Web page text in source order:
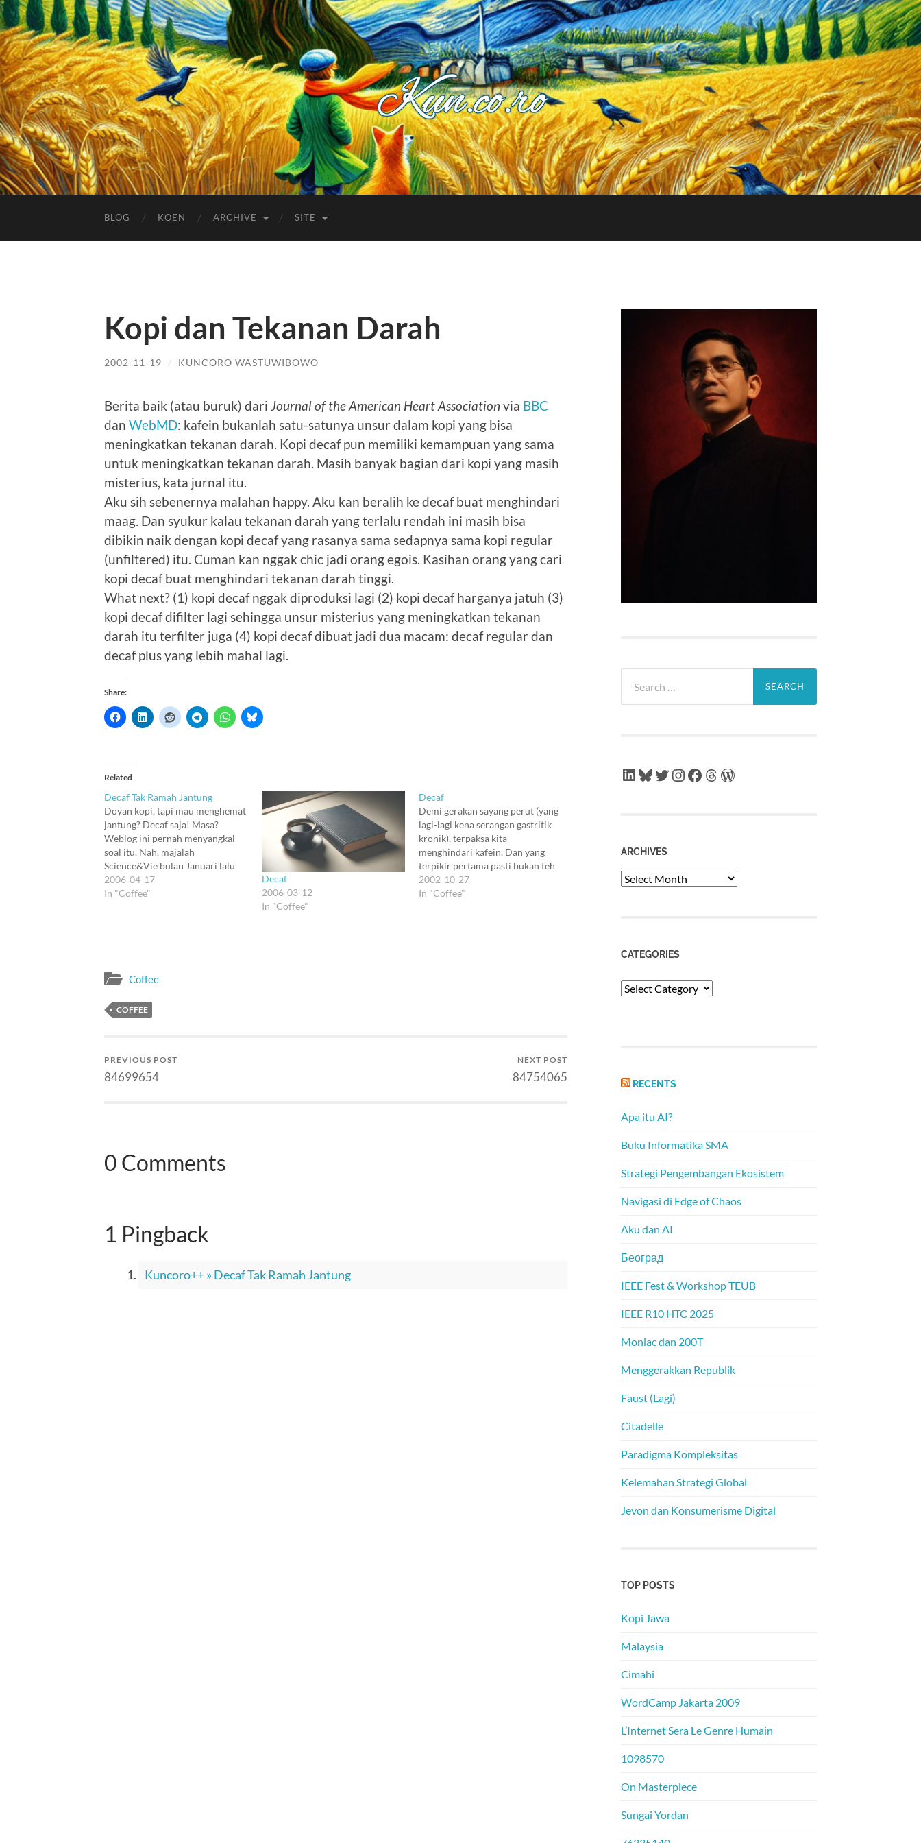
Kuncoro++
BLOG KOEN ARCHIVE SITE
Kopi dan Tekanan Darah
2002-11-19 / KUNCORO WASTUWIBOWO
Berita baik (atau buruk) dari Journal of the American Heart Association via BBC
dan WebMD: kafein bukanlah satu-satunya unsur dalam kopi yang bisa
meningkatkan tekanan darah. Kopi decaf pun memiliki kemampuan yang sama
untuk meningkatkan tekanan darah. Masih banyak bagian dari kopi yang masih
misterius, kata jurnal itu.
Aku sih sebenernya malahan happy. Aku kan beralih ke decaf buat menghindari
maag. Dan syukur kalau tekanan darah yang terlalu rendah ini masih bisa
dibikin naik dengan kopi decaf yang rasanya sama sedapnya sama kopi regular
(unfiltered) itu. Cuman kan nggak chic jadi orang egois. Kasihan orang yang cari
kopi decaf buat menghindari tekanan darah tinggi.
What next? (1) kopi decaf nggak diproduksi lagi (2) kopi decaf harganya jatuh (3)
kopi decaf difilter lagi sehingga unsur misterius yang meningkatkan tekanan
darah itu terfilter juga (4) kopi decaf dibuat jadi dua macam: decaf regular dan
decaf plus yang lebih mahal lagi.
Share:
Related
Decaf Tak Ramah Jantung
Doyan kopi, tapi mau menghemat
jantung? Decaf saja! Masa?
Weblog ini pernah menyangkal
soal itu. Nah, majalah
Science&Vie bulan Januari lalu
mengulang hal yang sama. Kopi
decaf tidak membantu
2006-04-17
In "Coffee"
Decaf
2006-03-12
In "Coffee"
Decaf
Demi gerakan sayang perut (yang
lagi-lagi kena serangan gastritik
kronik), terpaksa kita
menghindari kafein. Dan yang
terpikir pertama pasti bukan teh
atau cokelat, tapi kopi. (Padahal
teh memiliki kadar kafein lebih
2002-10-27
In "Coffee"
Coffee
COFFEE
PREVIOUS POST
84699654
NEXT POST
84754065
0 Comments
1 Pingback
Kuncoro++ » Decaf Tak Ramah Jantung
for:
LinkedIn
Bluesky
Twitter
Instagram
Facebook
Threads
WordPress
ARCHIVES
Archives
CATEGORIES
Categories
RECENTS
Apa itu AI?
Buku Informatika SMA
Strategi Pengembangan Ekosistem
Navigasi di Edge of Chaos
Aku dan AI
Београд
IEEE Fest & Workshop TEUB
IEEE R10 HTC 2025
Moniac dan 200T
Menggerakkan Republik
Faust (Lagi)
Citadelle
Paradigma Kompleksitas
Kelemahan Strategi Global
Jevon dan Konsumerisme Digital
TOP POSTS
Kopi Jawa
Malaysia
Cimahi
WordCamp Jakarta 2009
L’Internet Sera Le Genre Humain
1098570
On Masterpiece
Sungai Yordan